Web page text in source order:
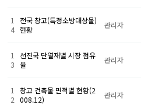
1
4
전국 창고(특정소방대상물)
현황
관리자
1
3
선진국 단열재별 시장 점유
율
관리자
1
2
창고 건축물 면적별 현황(2
008.12)
관리자